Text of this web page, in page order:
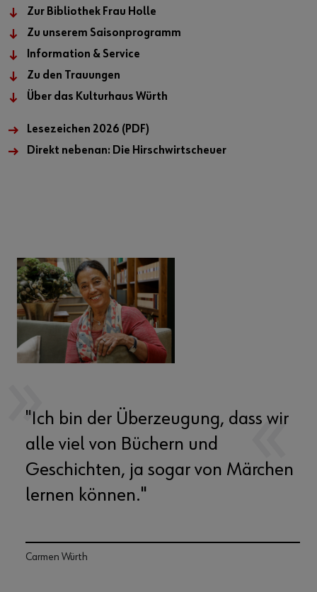
Zur Bibliothek Frau Holle
Zu unserem Saisonprogramm
Information & Service
Zu den Trauungen
Über das Kulturhaus Würth
Lesezeichen 2026 (PDF)
Direkt nebenan: Die Hirschwirtscheuer
"Ich bin der Überzeugung, dass wir
alle viel von Büchern und
Geschichten, ja sogar von Märchen
lernen können."
Carmen Würth